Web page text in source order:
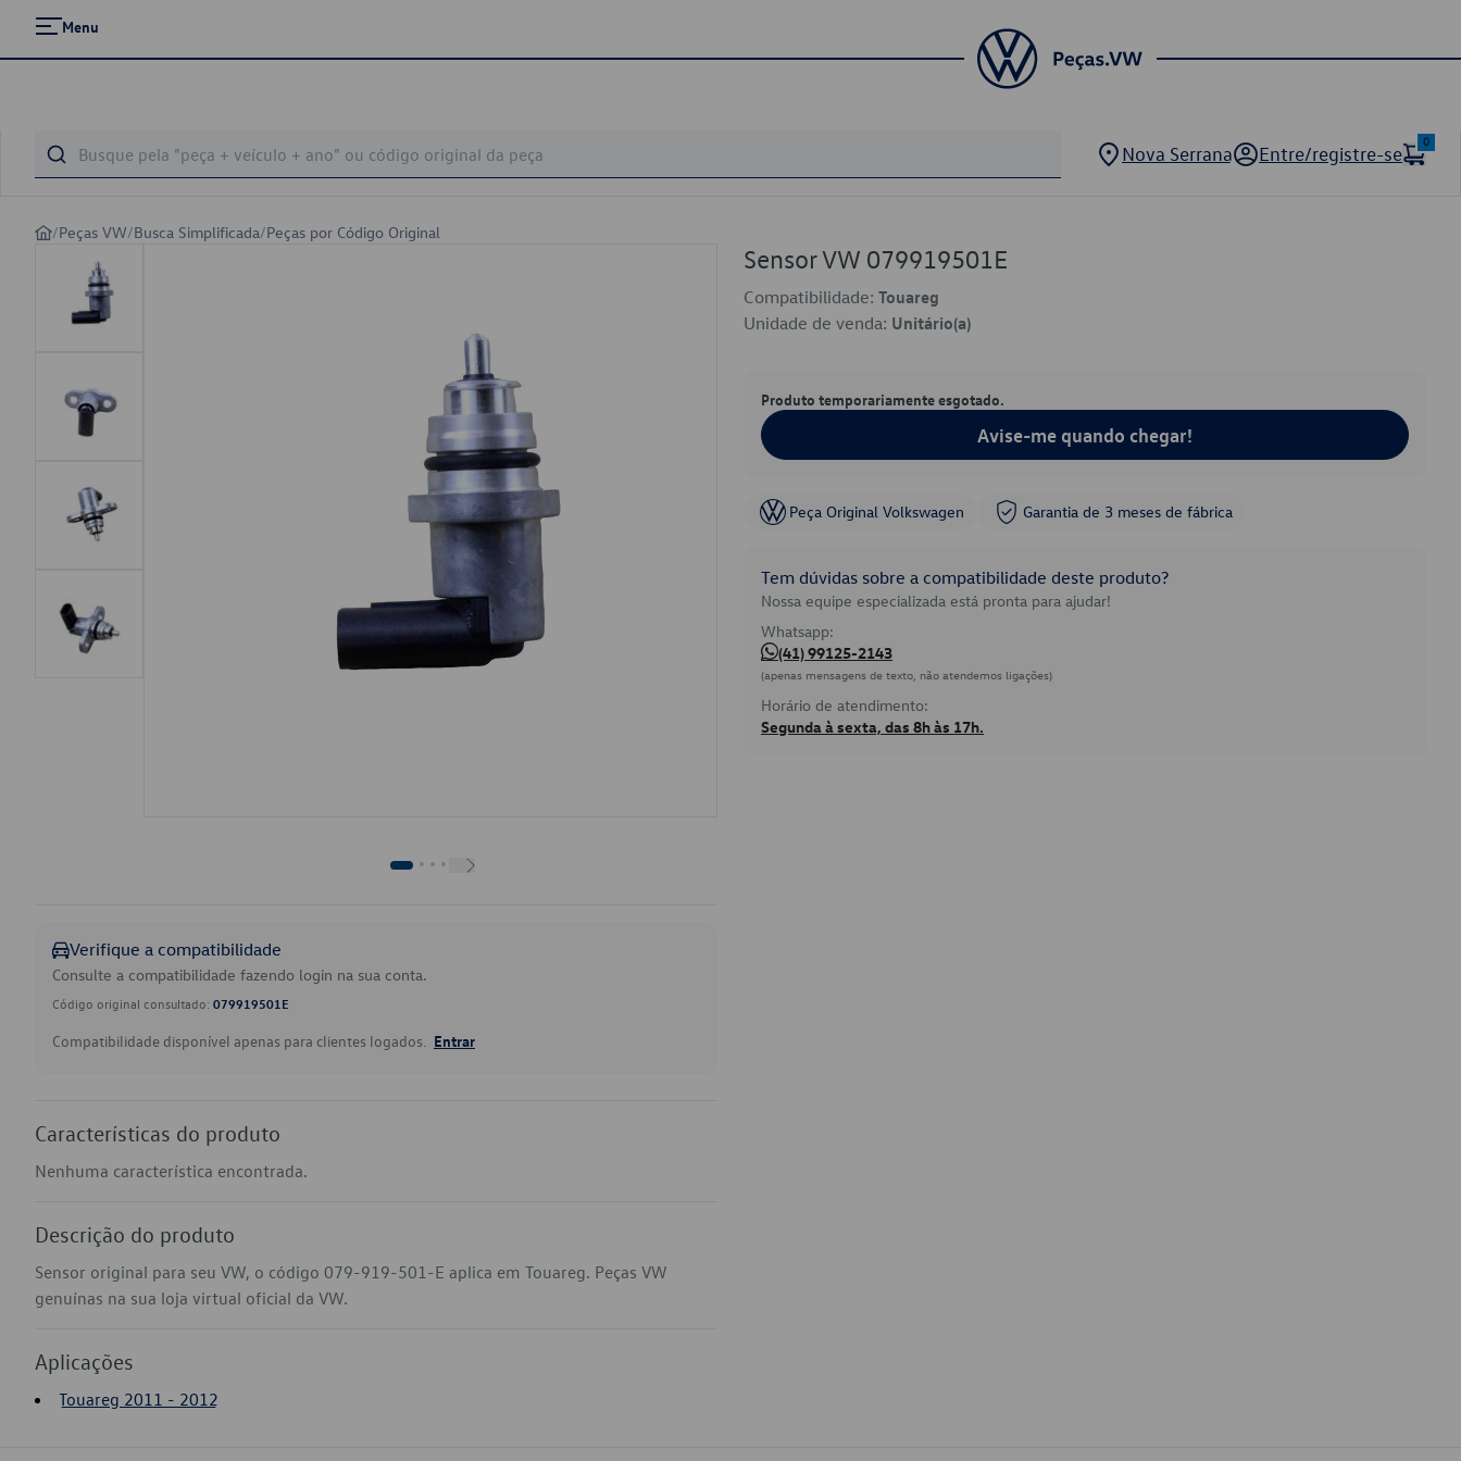
Menu
Nova Serrana Entre/registre-se
0
/Peças VW/Busca Simplificada/Peças por Código Original
Verifique a compatibilidade
Consulte a compatibilidade fazendo login na sua conta.
Código original consultado: 079919501E
Compatibilidade disponível apenas para clientes logados. Entrar
Características do produto
Nenhuma característica encontrada.
Descrição do produto
Sensor original para seu VW, o código 079-919-501-E aplica em Touareg. Peças VW
genuínas na sua loja virtual oficial da VW.
Aplicações
Touareg 2011 - 2012
Sensor VW 079919501E
Compatibilidade: Touareg
Unidade de venda: Unitário(a)
Produto temporariamente esgotado.
Avise-me quando chegar!
Peça Original Volkswagen Garantia de 3 meses de fábrica
Tem dúvidas sobre a compatibilidade deste produto?
Nossa equipe especializada está pronta para ajudar!
Whatsapp:
(41) 99125-2143
(apenas mensagens de texto, não atendemos ligações)
Horário de atendimento:
Segunda à sexta, das 8h às 17h.